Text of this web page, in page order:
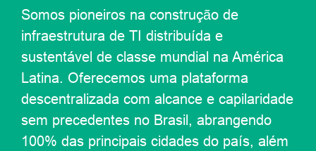
Somos pioneiros na construção de
infraestrutura de TI distribuída e
sustentável de classe mundial na América
Latina. Oferecemos uma plataforma
descentralizada com alcance e capilaridade
sem precedentes no Brasil, abrangendo
100% das principais cidades do país, além